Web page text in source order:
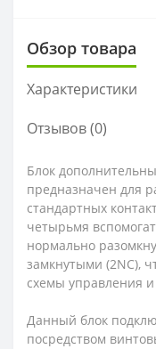
Обзор товара
Характеристики
Отзывов (0)
Блок
предназначен для
стандартных
четырьмя
нормально
замкнутыми (2NC),
схемы управления
Данный блок
посредством